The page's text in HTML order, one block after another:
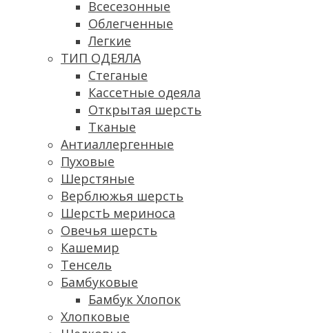
Всесезонные
Облегченные
Легкие
ТИП ОДЕЯЛА
Стеганые
Кассетные одеяла
Открытая шерсть
Тканые
Антиаллергенные
Пуховые
Шерстяные
Верблюжья шерсть
ШерстЬ мериноса
Овечья шерсть
Кашемир
Тенсель
Бамбуковые
Бамбук Хлопок
Хлопковые